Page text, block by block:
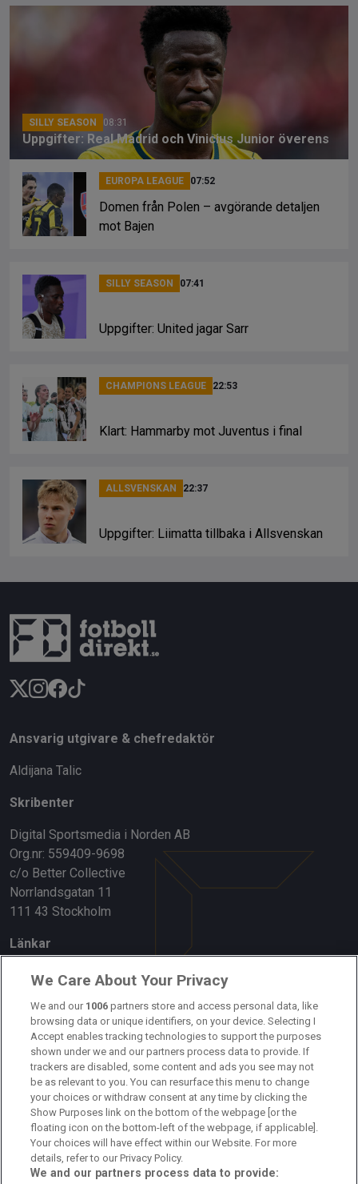
b
o
o
a
d
s
SILLY SEASON 08:31
Uppgifter: Real Madrid och Vinicius Junior överens
EUROPA LEAGUE 07:52
Domen från Polen – avgörande detaljen
mot Bajen
SILLY SEASON 07:41
Uppgifter: United jagar Sarr
CHAMPIONS LEAGUE 22:53
Klart: Hammarby mot Juventus i final
ALLSVENSKAN 22:37
Uppgifter: Liimatta tillbaka i Allsvenskan
Ansvarig utgivare & chefredaktör
Aldijana Talic
Skribenter
Digital Sportsmedia i Norden AB
Org.nr: 559409-9698
c/o Better Collective
Norrlandsgatan 11
111 43 Stockholm
Länkar
Om oss
Kontakta oss
Kundtjänst
Sponsor: Rekatochklart
Annonsera på Fotbolldirekt
Redaktionell policy
Personuppgiftspolicy
We Care About Your Privacy
We and our 1006 partners store and access personal data, like
browsing data or unique identifiers, on your device. Selecting I
Accept enables tracking technologies to support the purposes
shown under we and our partners process data to provide. If
trackers are disabled, some content and ads you see may not
be as relevant to you. You can resurface this menu to change
your choices or withdraw consent at any time by clicking the
Show Purposes link on the bottom of the webpage [or the
floating icon on the bottom-left of the webpage, if applicable].
Your choices will have effect within our Website. For more
details, refer to our Privacy Policy.
We and our partners process data to provide: